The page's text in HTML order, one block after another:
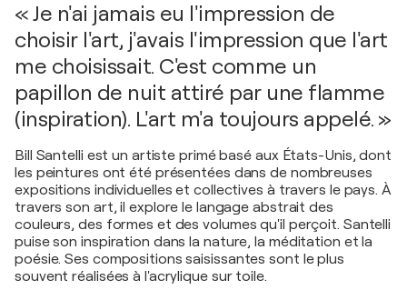
« Je n'ai jamais eu l'impression de
choisir l'art, j'avais l'impression que l'art
me choisissait. C'est comme un
papillon de nuit attiré par une flamme
(inspiration). L'art m'a toujours appelé. »
Bill Santelli est un artiste primé basé aux États-Unis, dont
les peintures ont été présentées dans de nombreuses
expositions individuelles et collectives à travers le pays. À
travers son art, il explore le langage abstrait des
couleurs, des formes et des volumes qu'il perçoit. Santelli
puise son inspiration dans la nature, la méditation et la
poésie. Ses compositions saisissantes sont le plus
souvent réalisées à l'acrylique sur toile.